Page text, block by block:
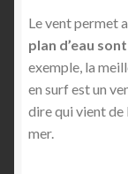
Le vent permet
plan d’eau
exemple, la
en surf est un
dire qui vient
mer.